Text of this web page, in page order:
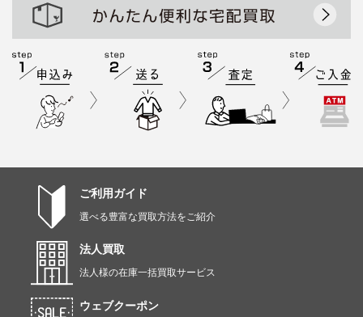
ご利用ガイド
選べる豊富な買取方法をご紹介
法人買取
法人様の在庫一括買取サービス
ウェブクーポン